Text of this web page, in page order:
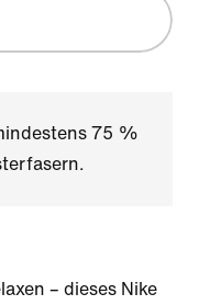
75 %
– dieses Nike